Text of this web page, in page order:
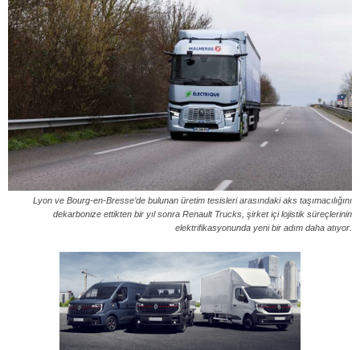
Lyon ve Bourg-en-Bresse’de bulunan üretim tesisleri arasındaki aks taşımacılığını
dekarbonize ettikten bir yıl sonra Renault Trucks, şirket içi lojistik süreçlerinin
elektrifikasyonunda yeni bir adım daha atıyor.